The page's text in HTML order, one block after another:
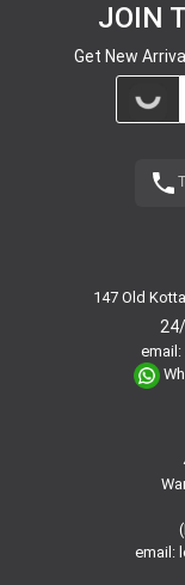
JOIN
Get New
147 Old
email:
email: